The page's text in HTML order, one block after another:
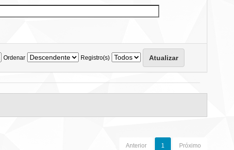
Ordenar Registro(s)
Anterior 1 Próximo